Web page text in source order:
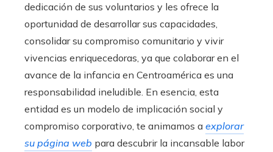
dedicación de sus voluntarios y les ofrece la
oportunidad de desarrollar sus capacidades,
consolidar su compromiso comunitario y vivir
vivencias enriquecedoras, ya que colaborar en el
avance de la infancia en Centroamérica es una
responsabilidad ineludible. En esencia, esta
entidad es un modelo de implicación social y
compromiso corporativo, te animamos a explorar
su página web para descubrir la incansable labor